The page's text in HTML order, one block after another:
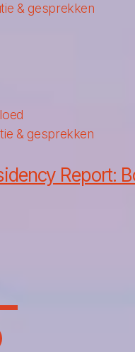
& gesprekken
& gesprekken
Report: